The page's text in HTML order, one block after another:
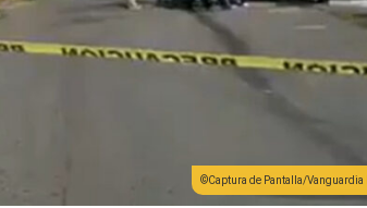
Captura de Pantalla/Vanguardia